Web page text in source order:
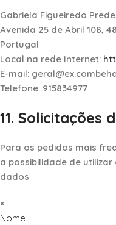
Gabriela Figueiredo
Avenida 25 de Abril 108,
Portugal
Local na rede Internet:
E-mail: geral@ex.com
Telefone: 915834977
11. Solicitações
Para os pedidos mais
a possibilidade de
dados
×
Nome